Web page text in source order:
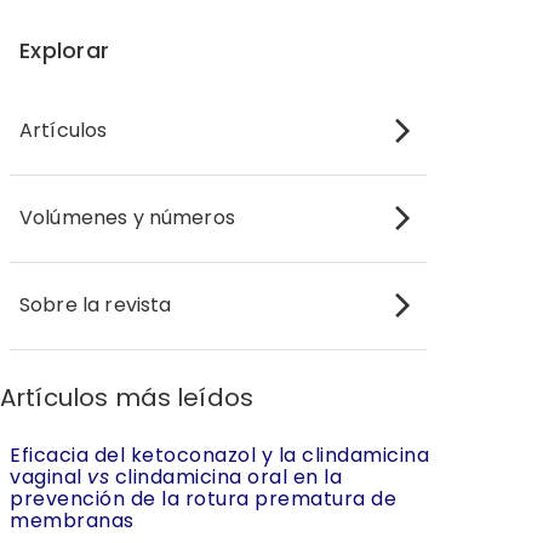
Explorar
Artículos
Volúmenes y números
Sobre la revista
Artículos más leídos
Eficacia del ketoconazol y la clindamicina
vaginal vs clindamicina oral en la
prevención de la rotura prematura de
membranas